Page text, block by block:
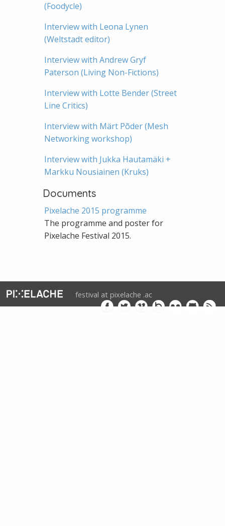
(Foodycle)
Interview with Leona Lynen
(Weltstadt editor)
Interview with Andrew Gryf
Paterson (Living Non-Fictions)
Interview with Lotte Bender (Street
Line Critics)
Interview with Märt Põder (Mesh
Networking workshop)
Interview with Jukka Hautamäki +
Markku Nousiainen (Kruks)
Documents
Pixelache 2015 programme
The programme and poster for
Pixelache Festival 2015.
festival at pixelache .ac